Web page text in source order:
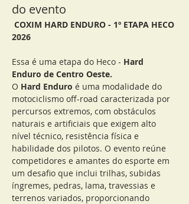
do evento
2026
Essa é uma etapa do Heco - Hard
Enduro de Centro Oeste.
O Hard Enduro é uma modalidade do
motociclismo off-road caracterizada por
percursos extremos, com obstáculos
naturais e artificiais que exigem alto
nível técnico, resistência física e
habilidade dos pilotos. O evento reúne
competidores e amantes do esporte em
um desafio que inclui trilhas, subidas
íngremes, pedras, lama, travessias e
terrenos variados, proporcionando